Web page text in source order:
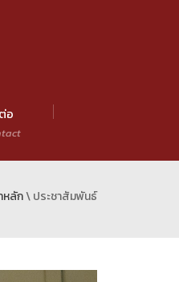
อ
หลัก\ ประชาสัมพันธ์